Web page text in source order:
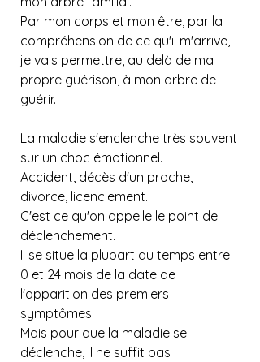
Par mon corps et mon être, par la
compréhension de ce qu'il m'arrive,
je vais permettre, au delà de ma
propre guérison, à mon arbre de
guérir.
La maladie s'enclenche très souvent
sur un choc émotionnel.
Accident, décès d'un proche,
divorce, licenciement.
C'est ce qu'on appelle le point de
déclenchement.
Il se situe la plupart du temps entre
0 et 24 mois de la date de
l'apparition des premiers
symptômes.
Mais pour que la maladie se
déclenche, il ne suffit pas .